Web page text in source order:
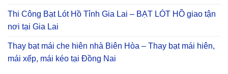
Thi Công Bạt Lót Hồ Tỉnh Gia Lai – BẠT LÓT HỒ giao tận
nơi tại Gia Lai
Thay bạt mái che hiên nhà Biên Hòa – Thay bạt mái hiên,
mái xếp, mái kéo tại Đồng Nai